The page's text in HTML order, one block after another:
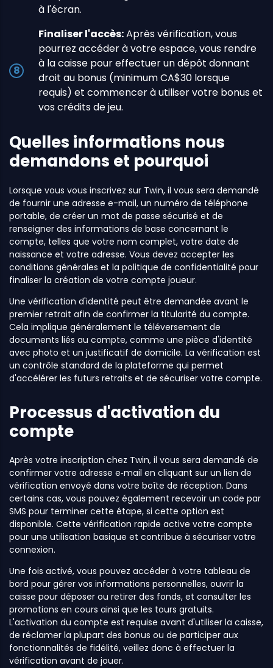
à l'écran.
Finaliser l'accès:Après vérification, vous
pourrez accéder à votre espace, vous rendre
à la caisse pour effectuer un dépôt donnant
droit au bonus (minimum CA$30 lorsque
requis) et commencer à utiliser votre bonus et
vos crédits de jeu.
Quelles informations nous
demandons et pourquoi
Lorsque vous vous inscrivez sur Twin, il vous sera demandé
de fournir une adresse e-mail, un numéro de téléphone
portable, de créer un mot de passe sécurisé et de
renseigner des informations de base concernant le
compte, telles que votre nom complet, votre date de
naissance et votre adresse. Vous devez accepter les
conditions générales et la politique de confidentialité pour
finaliser la création de votre compte joueur.
Une vérification d'identité peut être demandée avant le
premier retrait afin de confirmer la titularité du compte.
Cela implique généralement le téléversement de
documents liés au compte, comme une pièce d'identité
avec photo et un justificatif de domicile. La vérification est
un contrôle standard de la plateforme qui permet
d'accélérer les futurs retraits et de sécuriser votre compte.
Processus d'activation du
compte
Après votre inscription chez Twin, il vous sera demandé de
confirmer votre adresse e‑mail en cliquant sur un lien de
vérification envoyé dans votre boîte de réception. Dans
certains cas, vous pouvez également recevoir un code par
SMS pour terminer cette étape, si cette option est
disponible. Cette vérification rapide active votre compte
pour une utilisation basique et contribue à sécuriser votre
connexion.
Une fois activé, vous pouvez accéder à votre tableau de
bord pour gérer vos informations personnelles, ouvrir la
caisse pour déposer ou retirer des fonds, et consulter les
promotions en cours ainsi que les tours gratuits.
L'activation du compte est requise avant d'utiliser la caisse,
de réclamer la plupart des bonus ou de participer aux
fonctionnalités de fidélité, veillez donc à effectuer la
vérification avant de jouer.